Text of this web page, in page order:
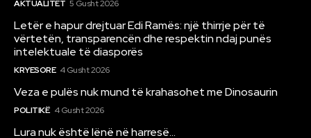
AKTUALITET 5 Gusht 2026
Letër e hapur drejtuar Edi Ramës: një thirrje për të
vërtetën, transparencën dhe respektin ndaj punës
intelektuale të diasporës
KRYESORE 4 Gusht 2026
Veza e pulës nuk mund të krahasohet me Dinosaurin
POLITIKË 4 Gusht 2026
Lura nuk është lënë në harresë…